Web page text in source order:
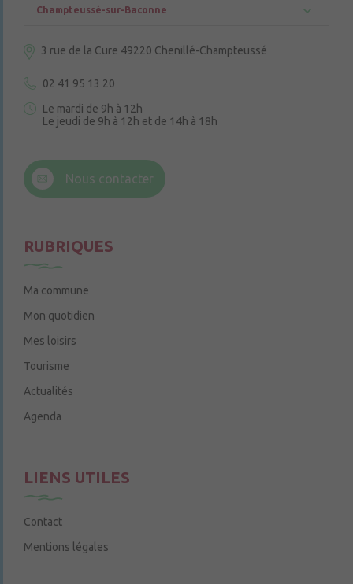
Champteussé-sur-Baconne
3 rue de la Cure 49220 Chenillé-Champteussé
02 41 95 13 20
Le mardi de 9h à 12h
Le jeudi de 9h à 12h et de 14h à 18h
Nous contacter
RUBRIQUES
Ma commune
Mon quotidien
Mes loisirs
Tourisme
Actualités
Agenda
LIENS UTILES
Contact
Mentions légales